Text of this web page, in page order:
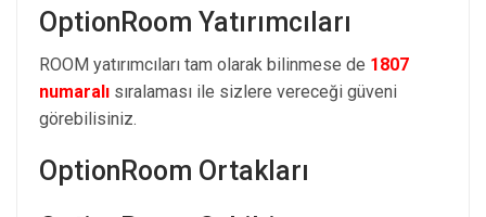
OptionRoom Yatırımcıları
ROOM yatırımcıları tam olarak bilinmese de 1807
numaralı sıralaması ile sizlere vereceği güveni
görebilisiniz.
OptionRoom Ortakları